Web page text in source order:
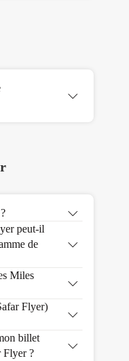
peut-il
de
Miles
Flyer)
billet
Flyer ?